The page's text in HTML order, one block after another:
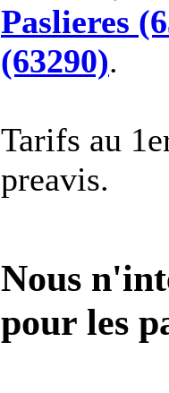
Paslieres
(63290).
Tarifs au
preavis.
Nous
pour les